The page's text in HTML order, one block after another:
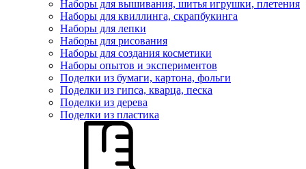
Наборы для вышивания, шитья игрушки, плетения
Наборы для квиллинга, скрапбукинга
Наборы для лепки
Наборы для рисования
Наборы для создания косметики
Наборы опытов и экспериментов
Поделки из бумаги, картона, фольги
Поделки из гипса, кварца, песка
Поделки из дерева
Поделки из пластика